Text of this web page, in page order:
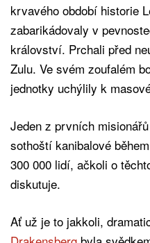
krvavého období historie
zabarikádovaly v
království. Prchali před
Zulu. Ve svém zoufalém
jednotky uchýlily k
Jeden z prvních
sothoští kanibalové
300 000 lidí, ačkoli o
diskutuje.
Ať už je to jakkoli,